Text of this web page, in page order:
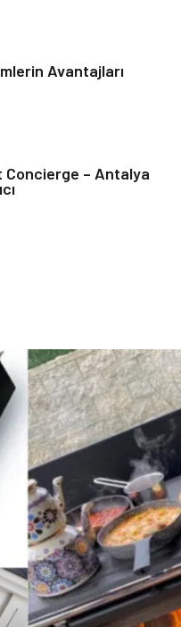
Ev
Yayın
Avantajları
– Antalya